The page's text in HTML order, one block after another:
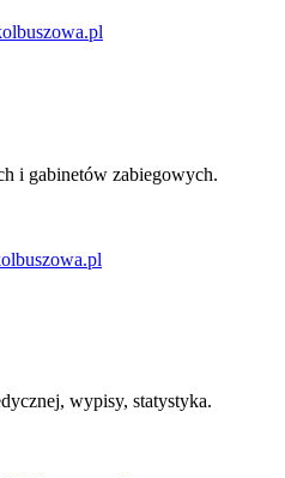
i gabinetów zabiegowych.
wypisy, statystyka.